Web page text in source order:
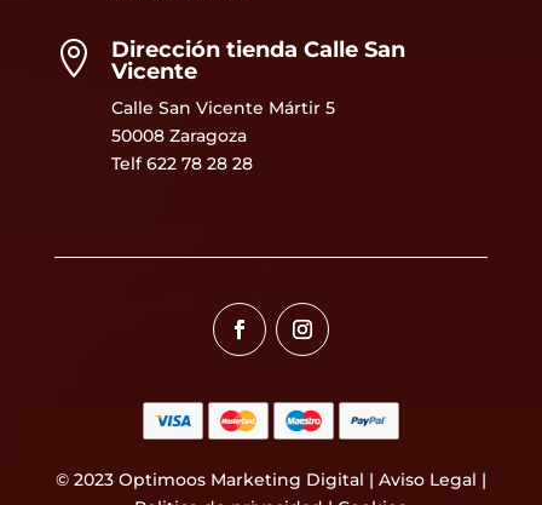

Dirección tienda Calle San
Vicente
Calle San Vicente Mártir 5
50008 Zaragoza
Telf 622 78 28 28
© 2023 Optimoos Marketing Digital | Aviso Legal |